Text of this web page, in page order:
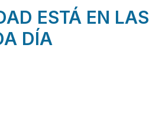
ESTÁ EN LAS
DÍA